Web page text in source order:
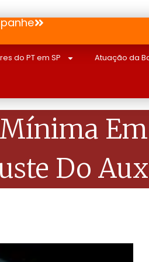
do PT em SP Atuação da
Do